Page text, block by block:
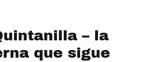
– la
que sigue